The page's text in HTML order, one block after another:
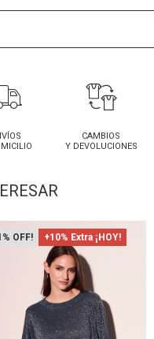
CAMBIOS
Y DEVOLUCIONES
+10% Extra ¡HOY!